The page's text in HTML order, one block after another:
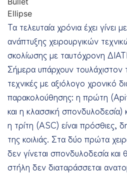
Τα τελευταία χρόνια έχει γίνει
ανάπτυξης χειρουργικών
σκολίωσης με ταυτόχρονη
Σήμερα υπάρχουν τουλάχιστον
τεχνικές με αξιόλογο χρονικό
παρακολούθησης: η πρώτη
και η κλασσική σπονδυλοδεσία)
η τρίτη (ASC) είναι πρόσθιες,
της κοιλιάς. Στα δύο πρώτα
δεν γίνεται σπονδυλοδεσία
στήλη δεν διαταράσσεται